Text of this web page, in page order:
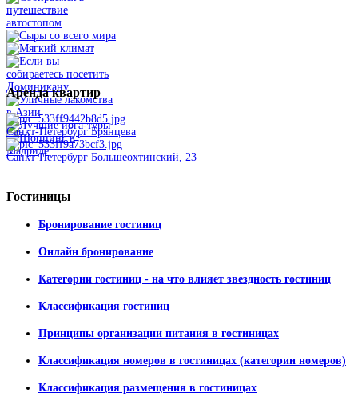
Арендаквартир
Санкт-Петербург Брянцева
Санкт-Петербург Большеохтинский, 23
Гостиницы
Бронирование гостиниц
Онлайн бронирование
Категории гостиниц - на что влияет звездность гостиниц
Классификация гостиниц
Принципы организации питания в гостиницах
Классификация номеров в гостиницах (категории номеров)
Классификация размещения в гостиницах